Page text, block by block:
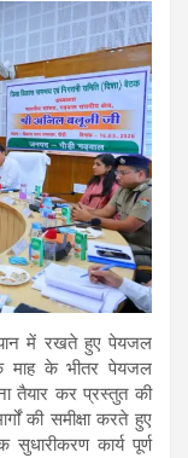
में रखते हुए पेयजल
माह के भीतर पेयजल
तैयार कर प्रस्तुत की
की समीक्षा करते हुए
सुधारीकरण कार्य पूर्ण